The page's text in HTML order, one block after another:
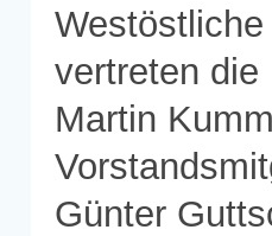
vertreten die
Martin
Günter